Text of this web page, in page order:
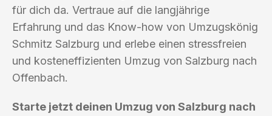
für dich da. Vertraue auf die langjährige
Erfahrung und das Know-how von Umzugskönig
Schmitz Salzburg und erlebe einen stressfreien
und kosteneffizienten Umzug von Salzburg nach
Offenbach.
Starte jetzt deinen Umzug von Salzburg nach